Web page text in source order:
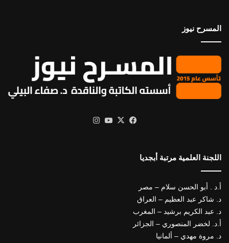
المسرح نيوز
فيسبوك
X يوتيوب
اللجنة العلمية مرتبة أبجديا
أ.د . أبو الحسن سلام – مصر
د. شاكر عبد العظيم – العراق
د. عبد الكريم برشيد – المغرب
أ.د. لخضر المنصوري – الجزائر
د. مروة مهدي – ألمانيا